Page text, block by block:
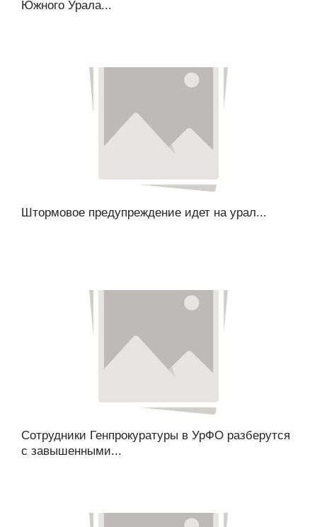
Южного Урала...
Штормовое предупреждение идет на урал...
Сотрудники Генпрокуратуры в УрФО разберутся
с завышенными...